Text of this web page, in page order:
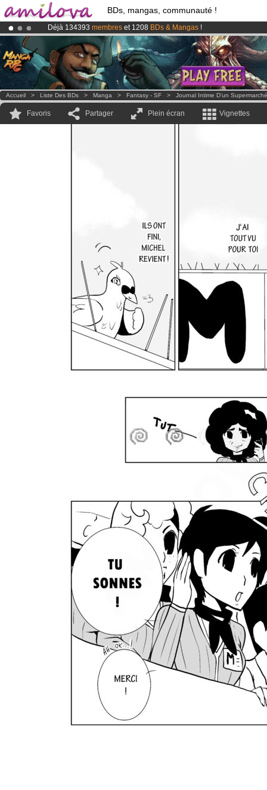
BDs, mangas, communauté !
Déjà 134393 membres et 1208 BDs & Mangas !
LeKickstarter Amilova est désormais lancé!.
Abonnement premium: à partir de
3.95 eurospar mois !Clique ici
Accueil > Liste Des BDs > Manga > Fantasy - SF > Journal Intime D'un Supermarché
Favoris Partager Plein écran Vignettes